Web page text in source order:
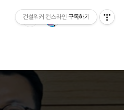
건설워커 컨스라인 구독하기